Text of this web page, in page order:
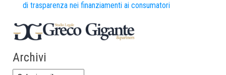
di trasparenza nei finanziamenti ai consumatori
Archivi